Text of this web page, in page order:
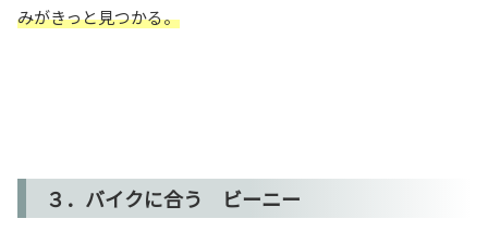
みがきっと見つかる。
３．バイクに合う ビーニー